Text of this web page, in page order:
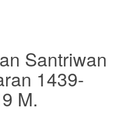
Santriwan
1439-
M.